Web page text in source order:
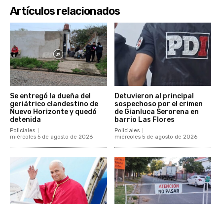
Artículos relacionados
Se entregó la dueña del
geriátrico clandestino de
Nuevo Horizonte y quedó
detenida
Policiales
miércoles 5 de agosto de 2026
Detuvieron al principal
sospechoso por el crimen
de Gianluca Serorena en
barrio Las Flores
Policiales
miércoles 5 de agosto de 2026